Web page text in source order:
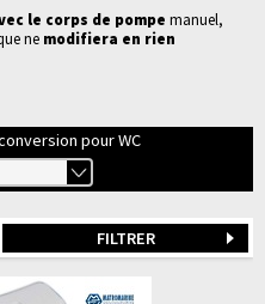
le corps de pompe manuel,
ne modifiera en rien
pour WC
FILTRER